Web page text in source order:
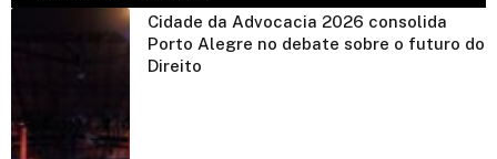
Cidade da Advocacia 2026 consolida
Porto Alegre no debate sobre o futuro do
Direito